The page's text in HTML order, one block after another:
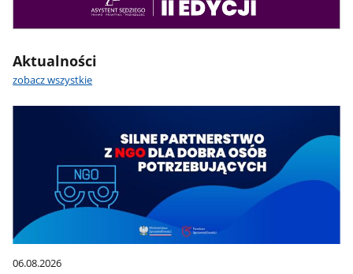
Aktualności
zobacz wszystkie
06.08.2026